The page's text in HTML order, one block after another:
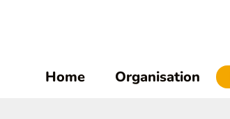
Home Organisation